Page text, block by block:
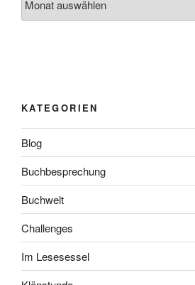
KATEGORIEN
Blog
Buchbesprechung
Buchwelt
Challenges
Im Lesesessel